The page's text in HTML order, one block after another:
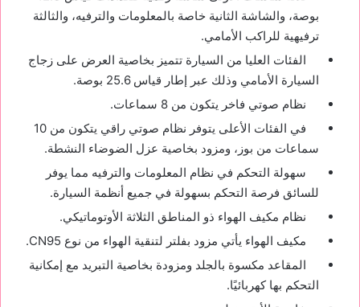
بوصة، والشاشة الثانية خاصة بالمعلومات والترفيه، والثالثة
ترفيهية للراكب الأمامي.
الفئات العليا من السيارة تتميز بخاصية العرض على زجاج
السيارة الأمامي وذلك عبر إطار قياس 25.6 بوصة.
نظام صوتي فاخر يتكون من 8 سماعات.
في الفئات الأعلى يتوفر نظام صوتي راقي يتكون من 10
سماعات من بوز، ومزود بخاصية عزل الضوضاء النشطة.
سهولة التحكم في نظام المعلومات والترفيه مما يوفر
للسائق فرصة التحكم بسهولة في جميع أنظمة السيارة.
نظام مكيف الهواء ذو المناطق الثلاثة الأوتوماتيكي.
مكيف الهواء يأتي مزود بفلتر لتنقية الهواء من نوع CN95.
المقاعد مكسوة بالجلد ومزودة بخاصية التبريد مع إمكانية
التحكم بها كهربائيًا.